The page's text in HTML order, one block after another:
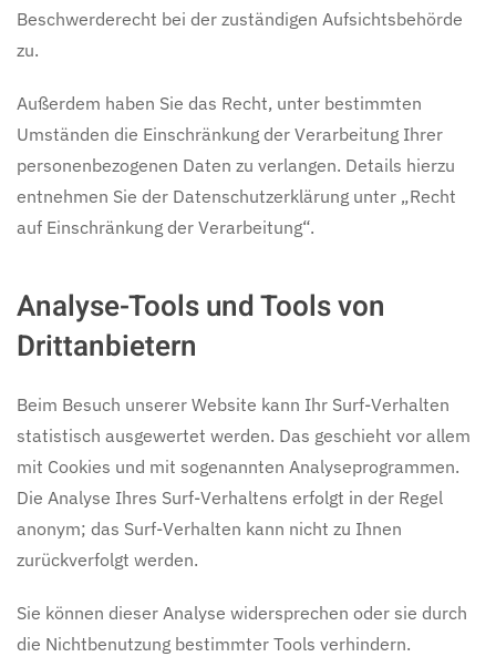
Beschwerderecht bei der zuständigen Aufsichtsbehörde
zu.
Außerdem haben Sie das Recht, unter bestimmten
Umständen die Einschränkung der Verarbeitung Ihrer
personenbezogenen Daten zu verlangen. Details hierzu
entnehmen Sie der Datenschutzerklärung unter „Recht
auf Einschränkung der Verarbeitung“.
Analyse-Tools und Tools von
Drittanbietern
Beim Besuch unserer Website kann Ihr Surf-Verhalten
statistisch ausgewertet werden. Das geschieht vor allem
mit Cookies und mit sogenannten Analyseprogrammen.
Die Analyse Ihres Surf-Verhaltens erfolgt in der Regel
anonym; das Surf-Verhalten kann nicht zu Ihnen
zurückverfolgt werden.
Sie können dieser Analyse widersprechen oder sie durch
die Nichtbenutzung bestimmter Tools verhindern.